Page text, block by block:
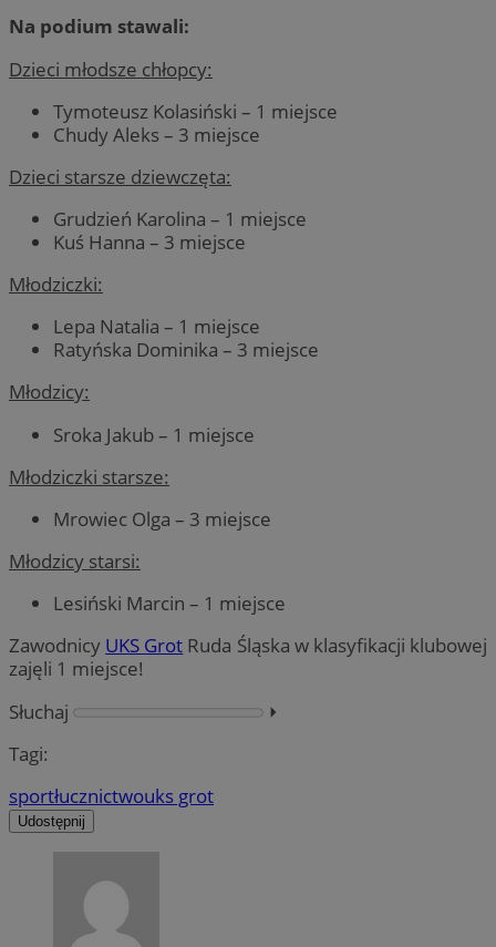
Na podium stawali:
Dzieci młodsze chłopcy:
Tymoteusz Kolasiński – 1 miejsce
Chudy Aleks – 3 miejsce
Dzieci starsze dziewczęta:
Grudzień Karolina – 1 miejsce
Kuś Hanna – 3 miejsce
Młodziczki:
Lepa Natalia – 1 miejsce
Ratyńska Dominika – 3 miejsce
Młodzicy:
Sroka Jakub – 1 miejsce
Młodziczki starsze:
Mrowiec Olga – 3 miejsce
Młodzicy starsi:
Lesiński Marcin – 1 miejsce
Zawodnicy UKS Grot Ruda Śląska w klasyfikacji klubowej
zajęli 1 miejsce!
Słuchaj
⏵︎
Tagi:
sportłucznictwouks grot
Udostępnij